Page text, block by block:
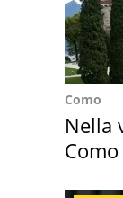
Como
Nella